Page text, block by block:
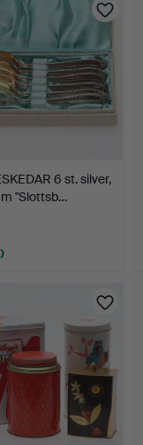
6 st. silver,
"Slottsb…